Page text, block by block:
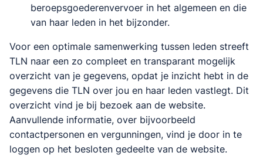
beroepsgoederenvervoer in het algemeen en die
van haar leden in het bijzonder.
Voor een optimale samenwerking tussen leden streeft
TLN naar een zo compleet en transparant mogelijk
overzicht van je gegevens, opdat je inzicht hebt in de
gegevens die TLN over jou en haar leden vastlegt. Dit
overzicht vind je bij bezoek aan de website.
Aanvullende informatie, over bijvoorbeeld
contactpersonen en vergunningen, vind je door in te
loggen op het besloten gedeelte van de website.​